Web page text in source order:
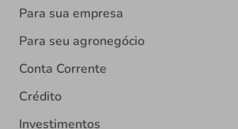
Para sua empresa
Para seu agronegócio
Conta Corrente
Crédito
Investimentos